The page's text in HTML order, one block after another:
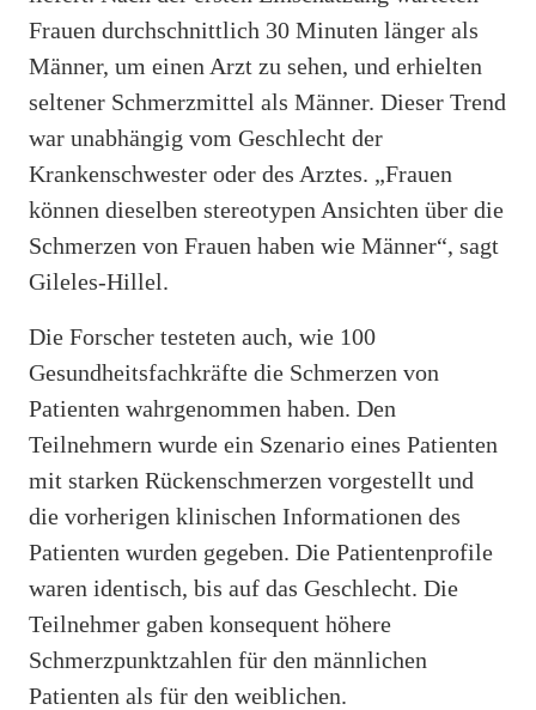
Frauen durchschnittlich 30 Minuten länger als
Männer, um einen Arzt zu sehen, und erhielten
seltener Schmerzmittel als Männer. Dieser Trend
war unabhängig vom Geschlecht der
Krankenschwester oder des Arztes. „Frauen
können dieselben stereotypen Ansichten über die
Schmerzen von Frauen haben wie Männer“, sagt
Gileles-Hillel.
Die Forscher testeten auch, wie 100
Gesundheitsfachkräfte die Schmerzen von
Patienten wahrgenommen haben. Den
Teilnehmern wurde ein Szenario eines Patienten
mit starken Rückenschmerzen vorgestellt und
die vorherigen klinischen Informationen des
Patienten wurden gegeben. Die Patientenprofile
waren identisch, bis auf das Geschlecht. Die
Teilnehmer gaben konsequent höhere
Schmerzpunktzahlen für den männlichen
Patienten als für den weiblichen.